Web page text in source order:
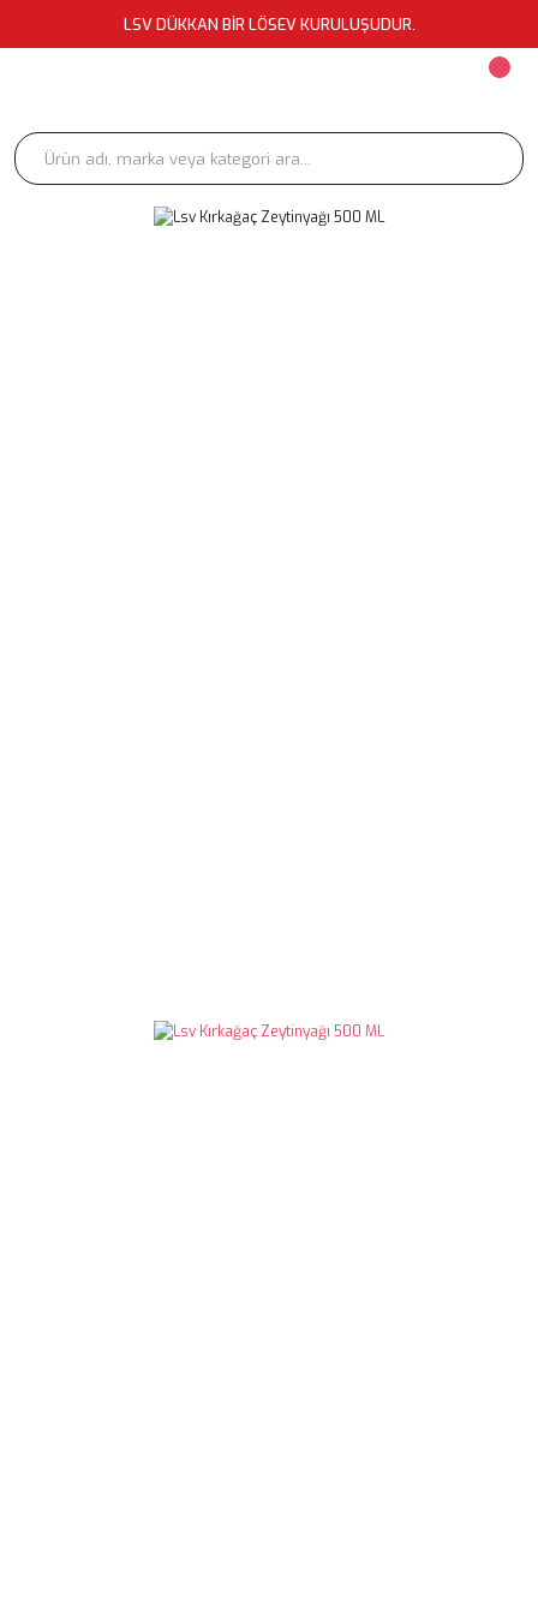
LSV DÜKKAN BİR LÖSEV KURULUŞUDUR.